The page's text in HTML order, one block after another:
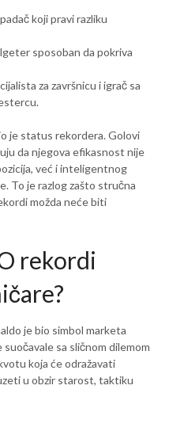
koji pravi razliku
sposoban da pokriva
za završnicu i igrač sa
je status rekordera. Golovi
da njegova efikasnost nije
već i inteligentnog
To je razlog zašto stručna
možda neće biti
rekordi
je bio simbol marketa
sa sličnom dilemom
koja će odražavati
u obzir starost, taktiku